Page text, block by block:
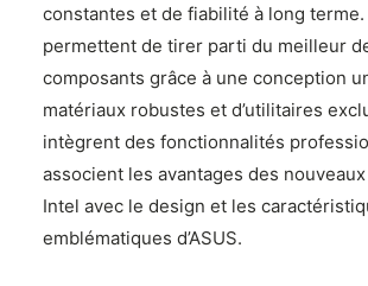
constantes et de fiabilité à long terme.
permettent de tirer parti du meilleur
composants grâce à une conception
matériaux robustes et d’utilitaires
intègrent des fonctionnalités
associent les avantages des
Intel avec le design et les
emblématiques d’ASUS.